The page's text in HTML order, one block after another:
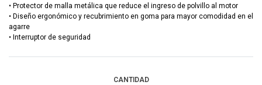
• Protector de malla metálica que reduce el ingreso de polvillo al motor
• Diseño ergonómico y recubrimiento en goma para mayor comodidad en el
agarre
• Interruptor de seguridad
CANTIDAD